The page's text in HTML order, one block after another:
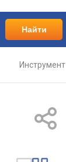
Найти
Инструмент